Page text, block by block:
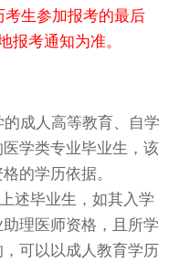
考生参加报考的最后
报考通知为准。
成人高等教育、自学
学类专业毕业生，该
的学历依据。
毕业生，如其入学
理医师资格，且所学
可以以成人教育学历